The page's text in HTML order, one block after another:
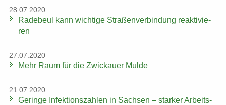
28.07.2020
Ra­de­beul kann wich­ti­ge Stra­ßen­ver­bin­dung re­ak­ti­vie­
ren
27.07.2020
Mehr Raum für die Zwi­ckau­er Mulde
21.07.2020
Ge­rin­ge In­fek­ti­ons­zah­len in Sach­sen – star­ker Ar­beits­